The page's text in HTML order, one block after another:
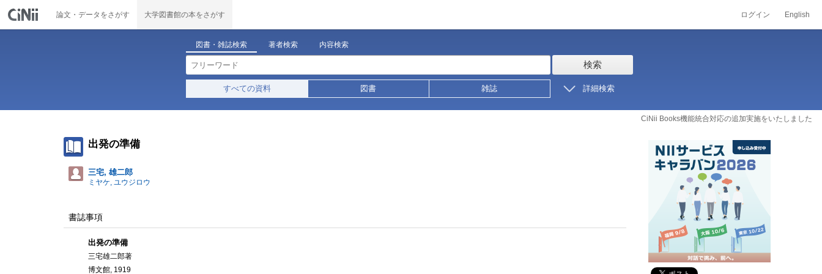
論文・データをさがす 大学図書館の本をさがす ログイン English
図書・雑誌検索 著者検索 内容検索
検索
すべての資料 図書 雑誌 詳細検索
CiNii Books機能統合対応の追加実施をいたしました
出発の準備
三宅, 雄二郎
ミヤケ, ユウジロウ
書誌事項
出発の準備
三宅雄二郎著
博文館, 1919